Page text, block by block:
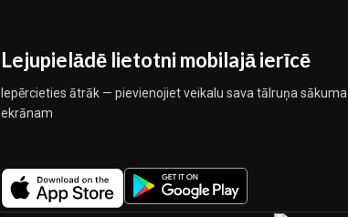
Lejupielādē lietotni mobilajā ierīcē
Iepērcieties ātrāk — pievienojiet veikalu sava tālruņa sākuma
ekrānam